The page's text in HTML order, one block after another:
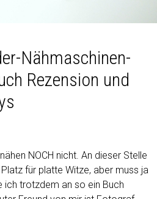
Nähmaschinen-
Rezension und
NOCH nicht. An dieser Stelle
für platte Witze, aber muss ja
ich trotzdem an so ein Buch